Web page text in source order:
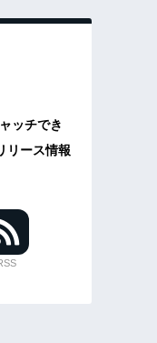
ッチでき
リース情報